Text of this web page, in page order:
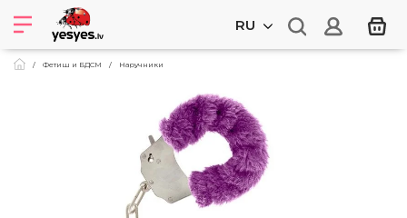
RU
Фетиш и БДСМ Наручники